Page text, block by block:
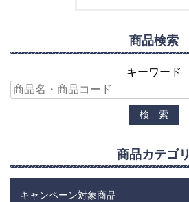
商品検索
キーワード
商品カテゴリ
キャンペーン対象商品